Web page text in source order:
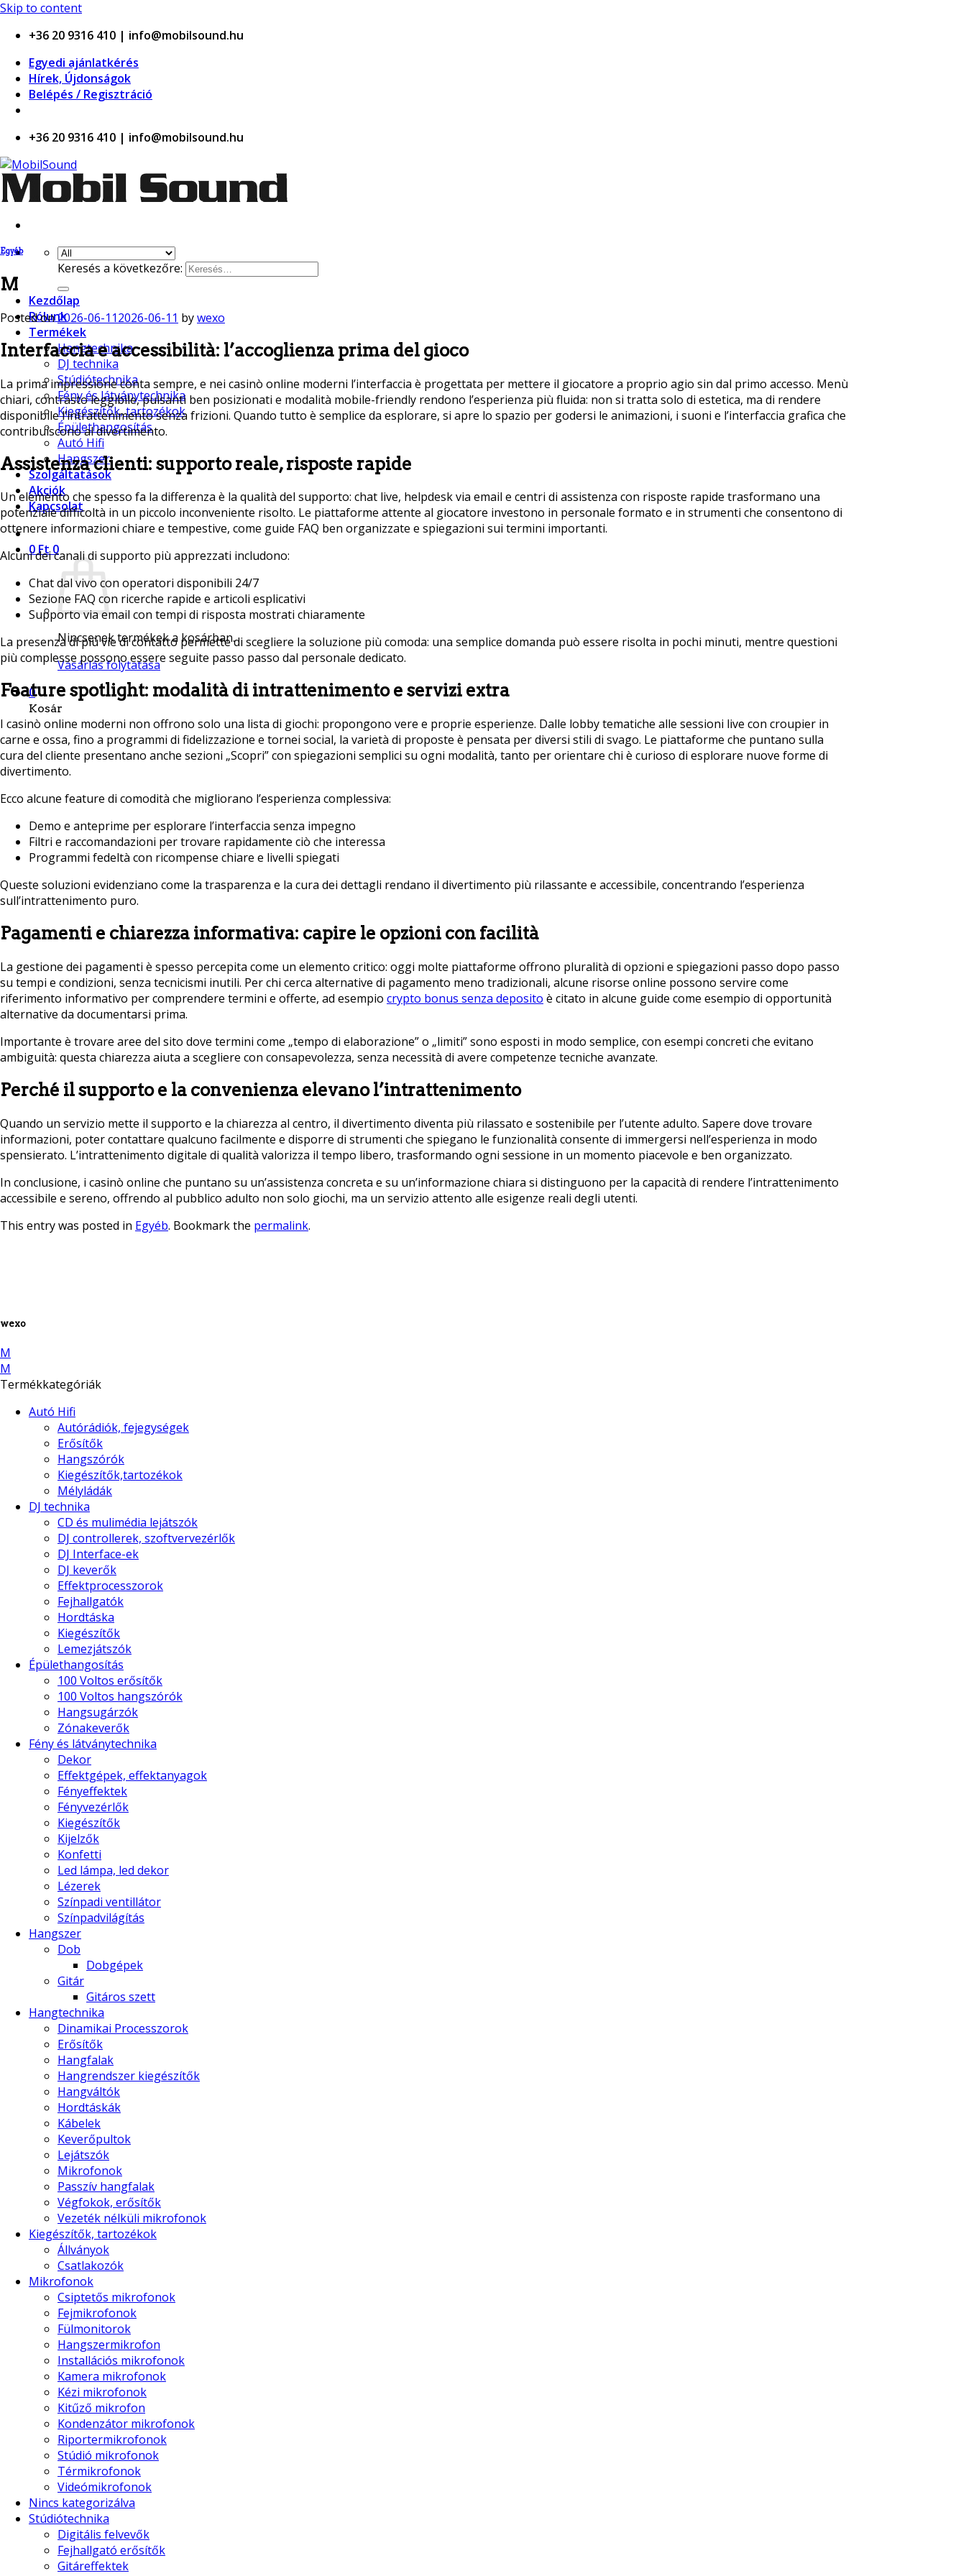
Skip to content
+36 20 9316 410 | info@mobilsound.hu
Egyedi ajánlatkérés
Hírek, Újdonságok
Belépés / Regisztráció
+36 20 9316 410 | info@mobilsound.hu
Keresés a következőre:
Kezdőlap
Rólunk
Termékek
Hangtechnika
DJ technika
Stúdiótechnika
Fény és látványtechnika
Kiegészítők, tartozékok
Épülethangosítás
Autó Hifi
Hangszer
Szolgáltatások
Akciók
Kapcsolat
0 Ft 0
Nincsenek termékek a kosárban.
Vásárlás folytatása
0
Kosár
Egyéb
M
Posted on2026-06-112026-06-11 bywexo
Interfaccia e accessibilità: l’accoglienza prima del gioco
La prima impressione conta sempre, e nei casinò online moderni l’interfaccia è progettata per mettere il giocatore a proprio agio sin dal primo accesso. Menù
chiari, contrasto leggibile, pulsanti ben posizionati e modalità mobile-friendly rendono l’esperienza più fluida: non si tratta solo di estetica, ma di rendere
disponibile l’intrattenimento senza frizioni. Quando tutto è semplice da esplorare, si apre lo spazio per godersi le animazioni, i suoni e l’interfaccia grafica che
contribuiscono al divertimento.
Assistenza clienti: supporto reale, risposte rapide
Un elemento che spesso fa la differenza è la qualità del supporto: chat live, helpdesk via email e centri di assistenza con risposte rapide trasformano una
potenziale difficoltà in un piccolo inconveniente risolto. Le piattaforme attente al giocatore investono in personale formato e in strumenti che consentono di
ottenere informazioni chiare e tempestive, come guide FAQ ben organizzate e spiegazioni sui termini importanti.
Alcuni dei canali di supporto più apprezzati includono:
Chat dal vivo con operatori disponibili 24/7
Sezione FAQ con ricerche rapide e articoli esplicativi
Supporto via email con tempi di risposta mostrati chiaramente
La presenza di più vie di contatto permette di scegliere la soluzione più comoda: una semplice domanda può essere risolta in pochi minuti, mentre questioni
più complesse possono essere seguite passo passo dal personale dedicato.
Feature spotlight: modalità di intrattenimento e servizi extra
I casinò online moderni non offrono solo una lista di giochi: propongono vere e proprie esperienze. Dalle lobby tematiche alle sessioni live con croupier in
carne e ossa, fino a programmi di fidelizzazione e tornei social, la varietà di proposte è pensata per diversi stili di svago. Le piattaforme che puntano sulla
cura del cliente presentano anche sezioni „Scopri” con spiegazioni semplici su ogni modalità, tanto per orientare chi è curioso di esplorare nuove forme di
divertimento.
Ecco alcune feature di comodità che migliorano l’esperienza complessiva:
Demo e anteprime per esplorare l’interfaccia senza impegno
Filtri e raccomandazioni per trovare rapidamente ciò che interessa
Programmi fedeltà con ricompense chiare e livelli spiegati
Queste soluzioni evidenziano come la trasparenza e la cura dei dettagli rendano il divertimento più rilassante e accessibile, concentrando l’esperienza
sull’intrattenimento puro.
Pagamenti e chiarezza informativa: capire le opzioni con facilità
La gestione dei pagamenti è spesso percepita come un elemento critico: oggi molte piattaforme offrono pluralità di opzioni e spiegazioni passo dopo passo
su tempi e condizioni, senza tecnicismi inutili. Per chi cerca alternative di pagamento meno tradizionali, alcune risorse online possono servire come
riferimento informativo per comprendere termini e offerte, ad esempio crypto bonus senza deposito è citato in alcune guide come esempio di opportunità
alternative da documentarsi prima.
Importante è trovare aree del sito dove termini come „tempo di elaborazione” o „limiti” sono esposti in modo semplice, con esempi concreti che evitano
ambiguità: questa chiarezza aiuta a scegliere con consapevolezza, senza necessità di avere competenze tecniche avanzate.
Perché il supporto e la convenienza elevano l’intrattenimento
Quando un servizio mette il supporto e la chiarezza al centro, il divertimento diventa più rilassato e sostenibile per l’utente adulto. Sapere dove trovare
informazioni, poter contattare qualcuno facilmente e disporre di strumenti che spiegano le funzionalità consente di immergersi nell’esperienza in modo
spensierato. L’intrattenimento digitale di qualità valorizza il tempo libero, trasformando ogni sessione in un momento piacevole e ben organizzato.
In conclusione, i casinò online che puntano su un’assistenza concreta e su un’informazione chiara si distinguono per la capacità di rendere l’intrattenimento
accessibile e sereno, offrendo al pubblico adulto non solo giochi, ma un servizio attento alle esigenze reali degli utenti.
This entry was posted in Egyéb. Bookmark the permalink.
wexo
M
M
Termékkategóriák
Autó Hifi
Autórádiók, fejegységek
Erősítők
Hangszórók
Kiegészítők,tartozékok
Mélyládák
DJ technika
CD és mulimédia lejátszók
DJ controllerek, szoftvervezérlők
DJ Interface-ek
DJ keverők
Effektprocesszorok
Fejhallgatók
Hordtáska
Kiegészítők
Lemezjátszók
Épülethangosítás
100 Voltos erősítők
100 Voltos hangszórók
Hangsugárzók
Zónakeverők
Fény és látványtechnika
Dekor
Effektgépek, effektanyagok
Fényeffektek
Fényvezérlők
Kiegészítők
Kijelzők
Konfetti
Led lámpa, led dekor
Lézerek
Színpadi ventillátor
Színpadvilágítás
Hangszer
Dob
Dobgépek
Gitár
Gitáros szett
Hangtechnika
Dinamikai Processzorok
Erősítők
Hangfalak
Hangrendszer kiegészítők
Hangváltók
Hordtáskák
Kábelek
Keverőpultok
Lejátszók
Mikrofonok
Passzív hangfalak
Végfokok, erősítők
Vezeték nélküli mikrofonok
Kiegészítők, tartozékok
Állványok
Csatlakozók
Mikrofonok
Csiptetős mikrofonok
Fejmikrofonok
Fülmonitorok
Hangszermikrofon
Installációs mikrofonok
Kamera mikrofonok
Kézi mikrofonok
Kitűző mikrofon
Kondenzátor mikrofonok
Riportermikrofonok
Stúdió mikrofonok
Térmikrofonok
Videómikrofonok
Nincs kategorizálva
Stúdiótechnika
Digitális felvevők
Fejhallgató erősítők
Gitáreffektek